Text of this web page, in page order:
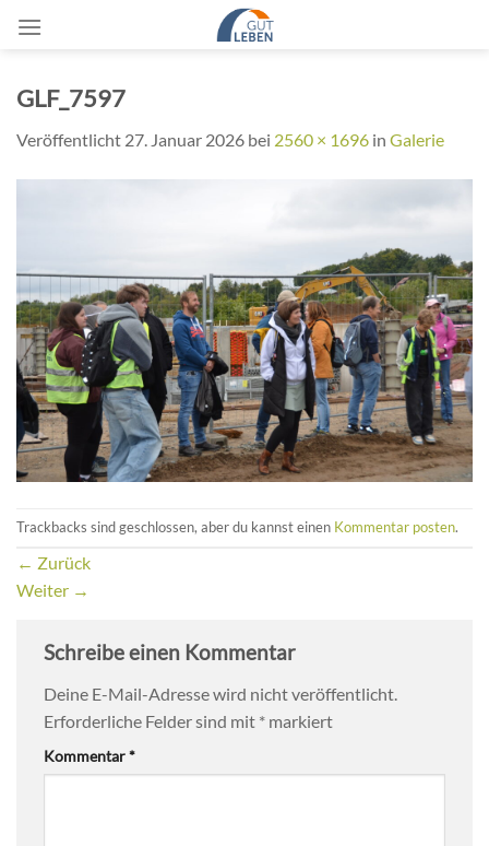
Inhalt
GLF_7597
Veröffentlicht 27. Januar 2026 bei 2560 × 1696 in Galerie
Trackbacks sind geschlossen, aber du kannst einen Kommentar posten.
← Zurück
Weiter →
Schreibe einen Kommentar
Deine E-Mail-Adresse wird nicht veröffentlicht.
Erforderliche Felder sind mit * markiert
Kommentar*